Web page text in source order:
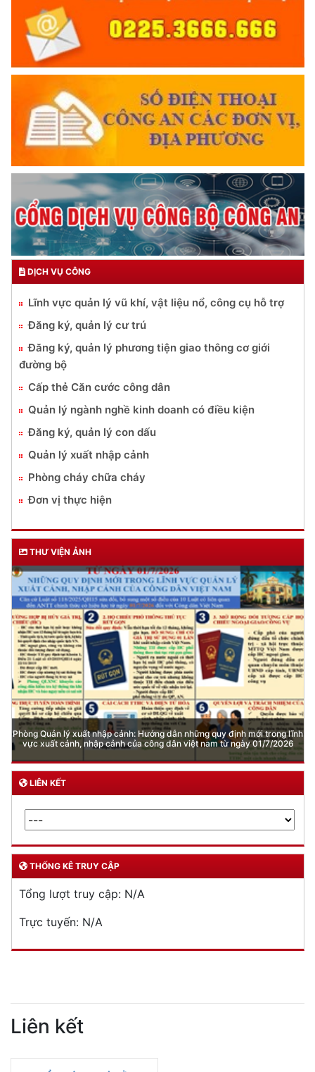
DỊCH VỤ CÔNG
Lĩnh vực quản lý vũ khí, vật liệu nổ, công cụ hỗ trợ
Đăng ký, quản lý cư trú
Đăng ký, quản lý phương tiện giao thông cơ giới
đường bộ
Cấp thẻ Căn cước công dân
Quản lý ngành nghề kinh doanh có điều kiện
Đăng ký, quản lý con dấu
Quản lý xuất nhập cảnh
Phòng cháy chữa cháy
Đơn vị thực hiện
THƯ VIỆN ẢNH
Phòng Quản lý xuất nhập cảnh: Hướng dẫn những quy định mới trong lĩnh
vực xuất cảnh, nhập cảnh của công dân việt nam từ ngày 01/7/2026
LIÊN KẾT
THỐNG KÊ TRUY CẬP
Tổng lượt truy cập: N/A
Trực tuyến: N/A
Liên kết